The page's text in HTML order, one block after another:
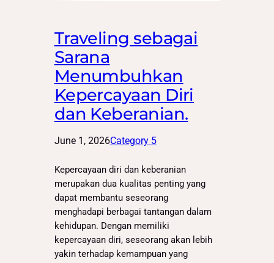
Traveling sebagai
Sarana
Menumbuhkan
Kepercayaan Diri
dan Keberanian.
June 1, 2026Category 5
Kepercayaan diri dan keberanian
merupakan dua kualitas penting yang
dapat membantu seseorang
menghadapi berbagai tantangan dalam
kehidupan. Dengan memiliki
kepercayaan diri, seseorang akan lebih
yakin terhadap kemampuan yang